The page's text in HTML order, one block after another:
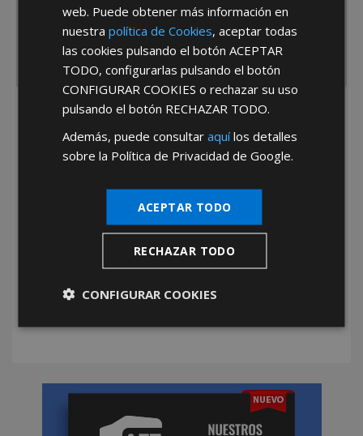
He leído y acepto laPolítica de Privacidad
*Abstenerse particulares, sólo venta a tiendas y empresas minoristas y
web. Puede obtener más información en
nuestrapolítica de Cookies, aceptar todas
las cookies pulsando el botónACEPTAR
TODO, configurarlas pulsando el botón
CONFIGURAR COOKIES o rechazar su uso
pulsando el botón RECHAZAR TODO.
Además, puede consultaraquílos detalles
sobre la Política de Privacidad de Google.
ACEPTAR TODO
RECHAZAR TODO
CONFIGURAR COOKIES